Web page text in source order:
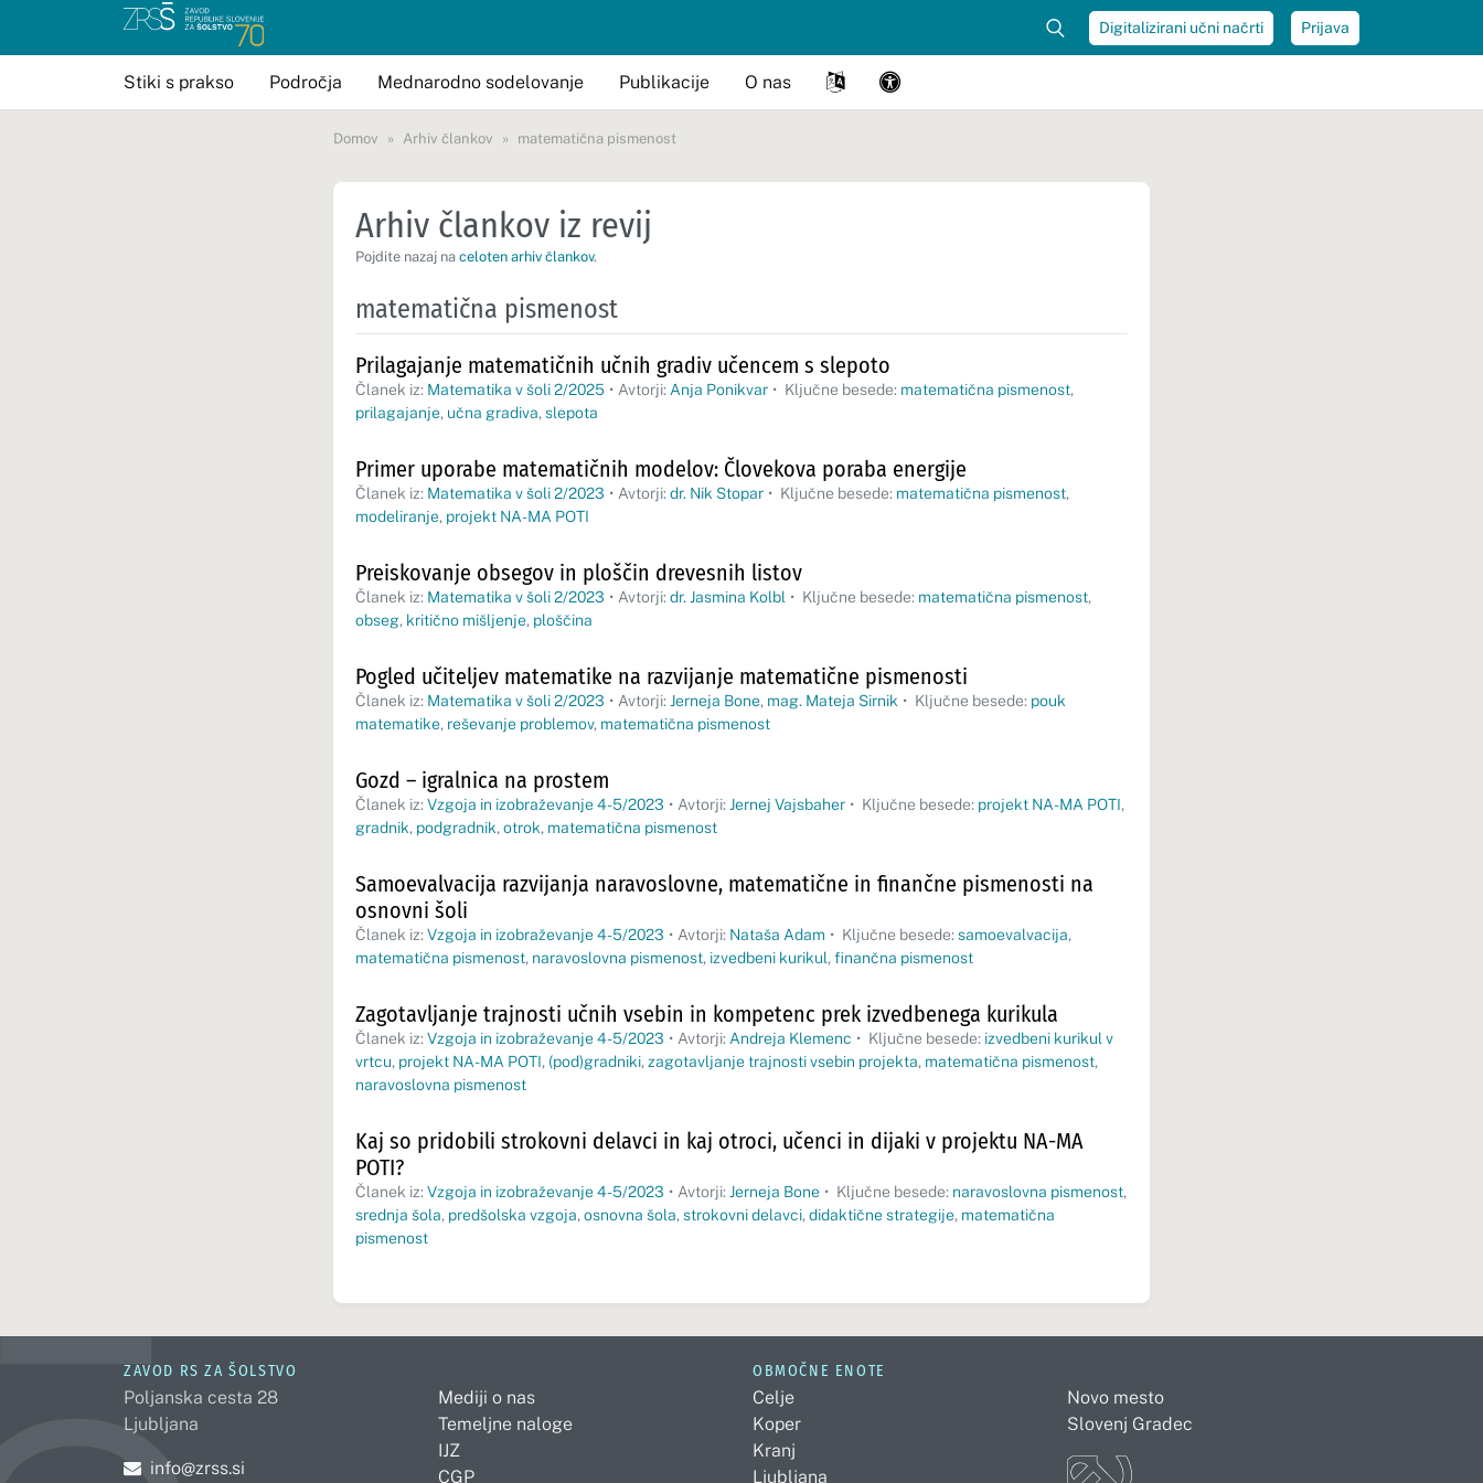
Digitalizirani učni načrti Prijava
Stiki s prakso Področja Mednarodno sodelovanje Publikacije O nas
Domov Arhiv člankov matematična pismenost
Arhiv člankov iz revij
Pojdite nazaj na celoten arhiv člankov.
matematična pismenost
Prilagajanje matematičnih učnih gradiv učencem s slepoto
Članek iz: Matematika v šoli 2/2025 • Avtorji: Anja Ponikvar • Ključne besede: matematična pismenost,
prilagajanje, učna gradiva, slepota
Primer uporabe matematičnih modelov: Človekova poraba energije
Članek iz: Matematika v šoli 2/2023 • Avtorji: dr. Nik Stopar • Ključne besede: matematična pismenost,
modeliranje, projekt NA-MA POTI
Preiskovanje obsegov in ploščin drevesnih listov
Članek iz: Matematika v šoli 2/2023 • Avtorji: dr. Jasmina Kolbl • Ključne besede: matematična pismenost,
obseg, kritično mišljenje, ploščina
Pogled učiteljev matematike na razvijanje matematične pismenosti
Članek iz: Matematika v šoli 2/2023 • Avtorji: Jerneja Bone, mag. Mateja Sirnik • Ključne besede: pouk
matematike, reševanje problemov, matematična pismenost
Gozd – igralnica na prostem
Članek iz: Vzgoja in izobraževanje 4-5/2023 • Avtorji: Jernej Vajsbaher • Ključne besede: projekt NA-MA POTI,
gradnik, podgradnik, otrok, matematična pismenost
Samoevalvacija razvijanja naravoslovne, matematične in finančne pismenosti na
osnovni šoli
Članek iz: Vzgoja in izobraževanje 4-5/2023 • Avtorji: Nataša Adam • Ključne besede: samoevalvacija,
matematična pismenost, naravoslovna pismenost, izvedbeni kurikul, finančna pismenost
Zagotavljanje trajnosti učnih vsebin in kompetenc prek izvedbenega kurikula
Članek iz: Vzgoja in izobraževanje 4-5/2023 • Avtorji: Andreja Klemenc • Ključne besede: izvedbeni kurikul v
vrtcu, projekt NA-MA POTI, (pod)gradniki, zagotavljanje trajnosti vsebin projekta, matematična pismenost,
naravoslovna pismenost
Kaj so pridobili strokovni delavci in kaj otroci, učenci in dijaki v projektu NA-MA
POTI?
Članek iz: Vzgoja in izobraževanje 4-5/2023 • Avtorji: Jerneja Bone • Ključne besede: naravoslovna pismenost,
srednja šola, predšolska vzgoja, osnovna šola, strokovni delavci, didaktične strategije, matematična
pismenost
ZAVOD RS ZA ŠOLSTVO
Poljanska cesta 28
Ljubljana
Pošljite e-mail na
info@zrss.si
Mediji o nas
Temeljne naloge
IJZ
CGP
OBMOČNE ENOTE
Celje
Koper
Kranj
Ljubljana
Novo mesto
Slovenj Gradec